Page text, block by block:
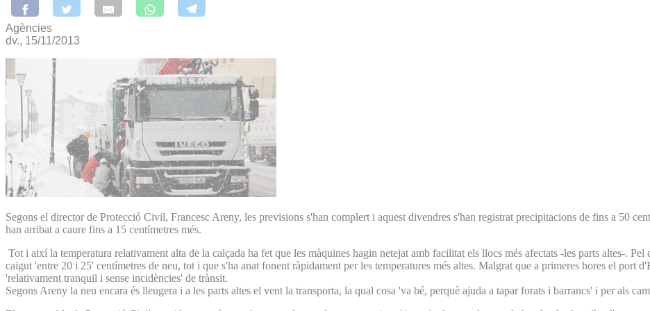
Agències
dv., 15/11/2013
Segons el director de Protecció Civil, Francesc Areny, les previsions s'han complert i aquest divendres s'han registrat precipitacions de fins a 50
han arribat a caure fins a 15 centímetres més.
Tot i així la temperatura relativament alta de la calçada ha fet que les màquines hagin netejat amb facilitat els llocs més afectats -les parts altes-.
caigut 'entre 20 i 25' centímetres de neu, tot i que s'ha anat fonent ràpidament per les temperatures més altes. Malgrat que a primeres hores el port
'relativament tranquil i sense incidències' de trànsit.
Segons Areny la neu encara és lleugera i a les parts altes el vent la transporta, la qual cosa 'va bé, perquè ajuda a tapar forats i barrancs' i per als